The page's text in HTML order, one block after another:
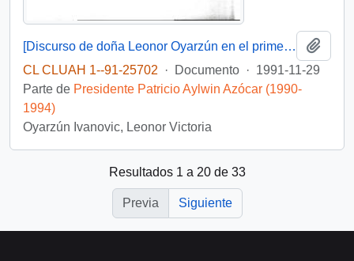
[Discurso de doña Leonor Oyarzún en el primer aniversario de PRODEMU]
CL CLUAH 1--91-25702
· Documento · 1991-11-29
Parte de Presidente Patricio Aylwin Azócar (1990-
1994)
Oyarzún Ivanovic, Leonor Victoria
Resultados 1 a 20 de 33
Previa Siguiente